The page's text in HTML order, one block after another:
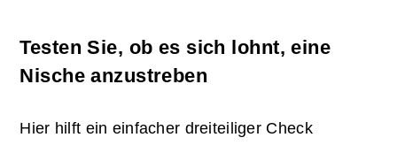
Testen Sie, ob es sich lohnt, eine
Nische anzustreben
Hier hilft ein einfacher dreiteiliger Check